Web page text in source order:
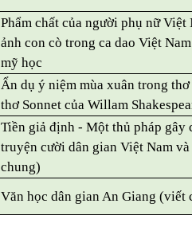
Phẩm chất của người phụ nữ Việt
ảnh con cò trong ca dao Việt
mỹ học
Ẩn dụ ý niệm mùa xuân trong
thơ Sonnet của Willam
Tiền giả định - Một thủ pháp gây
truyện cười dân gian Việt Nam
chung)
Văn học dân gian An Giang (viết